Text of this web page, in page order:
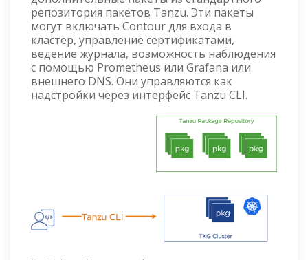
репозитория пакетов Tanzu. Эти пакеты
могут включать Contour для входа в
кластер, управление сертификатами,
ведение журнала, возможность наблюдения
с помощью Prometheus или Grafana или
внешнего DNS. Они управляются как
надстройки через интерфейс Tanzu CLI.